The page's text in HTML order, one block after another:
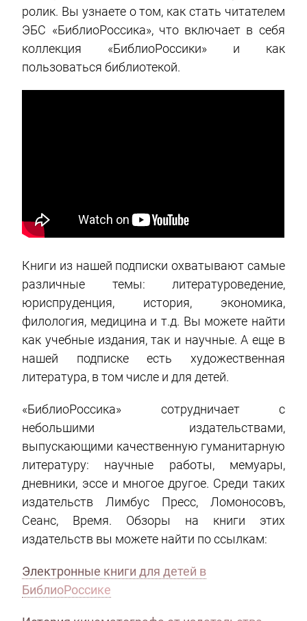
ролик. Вы узнаете о том, как стать читателем
ЭБС «БиблиоРоссика», что включает в себя
коллекция «БиблиоРоссики» и как
пользоваться библиотекой.
Книги из нашей подписки охватывают самые
различные темы: литературоведение,
юриспруденция, история, экономика,
филология, медицина и т.д. Вы можете найти
как учебные издания, так и научные. А еще в
нашей подписке есть художественная
литература, в том числе и для детей.
«БиблиоРоссика» сотрудничает с
небольшими издательствами,
выпускающими качественную гуманитарную
литературу: научные работы, мемуары,
дневники, эссе и многое другое. Среди таких
издательств Лимбус Пресс, Ломоносовъ,
Сеанс, Время. Обзоры на книги этих
издательств вы можете найти по ссылкам:
Электронные книги для детей в
БиблиоРоссике